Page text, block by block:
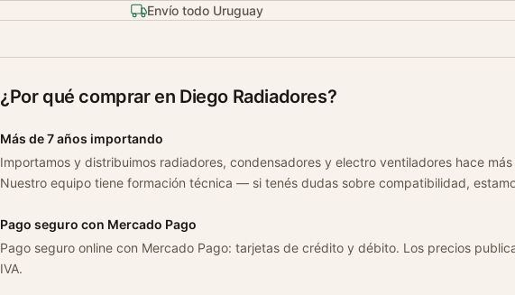
Envío todo Uruguay
¿Por qué comprar en Diego Radiadores?
Más de 7 años importando
Importamos y distribuimos radiadores, condensadores y electro ventiladores hace más
Nuestro equipo tiene formación técnica — si tenés dudas sobre compatibilidad,
Pago seguro con Mercado Pago
Pago seguro online con Mercado Pago: tarjetas de crédito y débito. Los precios
IVA.